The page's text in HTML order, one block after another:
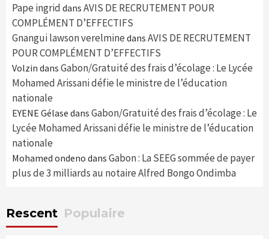
Pape ingrid dans AVIS DE RECRUTEMENT POUR
COMPLÉMENT D’EFFECTIFS
Gnangui lawson verelmine dans AVIS DE RECRUTEMENT
POUR COMPLÉMENT D’EFFECTIFS
Volzin dans Gabon/Gratuité des frais d’écolage : Le Lycée
Mohamed Arissani défie le ministre de l’éducation
nationale
EYENE Gélase dans Gabon/Gratuité des frais d’écolage : Le
Lycée Mohamed Arissani défie le ministre de l’éducation
nationale
Mohamed ondeno dans Gabon : La SEEG sommée de payer
plus de 3 milliards au notaire Alfred Bongo Ondimba
Rescent Populaire